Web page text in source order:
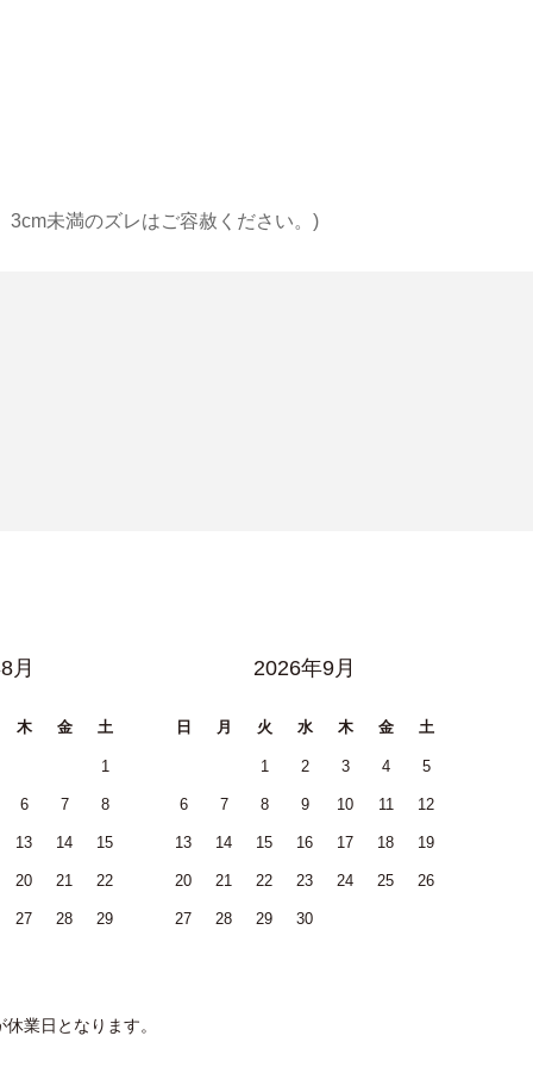
3cm未満のズレはご容赦ください。)
月
木 金 土
1
6 7 8
13 14 15
20 21 22
27 28 29
2026年9月
日 月 火 水 木 金 土
1 2 3 4 5
6 7 8 9 10 11 12
13 14 15 16 17 18 19
20 21 22 23 24 25 26
27 28 29 30
業日となります。